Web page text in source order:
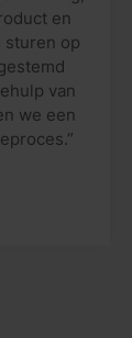
en
sturen op
van
we een